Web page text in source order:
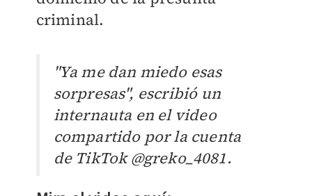
criminal.
"Ya me dan miedo esas
sorpresas", escribió un
internauta en el video
compartido por la cuenta
de TikTok@greko_4081.